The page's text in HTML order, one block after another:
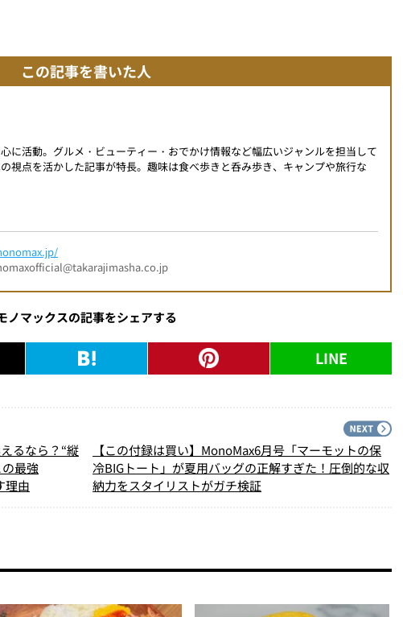
この記事を書いた人
に活動。グルメ・ビューティー・おでかけ情報など幅広いジャンルを担当して
視点を活かした記事が特長。趣味は食べ歩きと呑み歩き、キャンプや旅行な
ノマックスの記事をシェアする
LINE
るなら？“縦
最強
理由
【この付録は買い】MonoMax6月号「マーモットの保
冷BIGトート」が夏用バッグの正解すぎた！圧倒的な収
納力をスタイリストがガチ検証